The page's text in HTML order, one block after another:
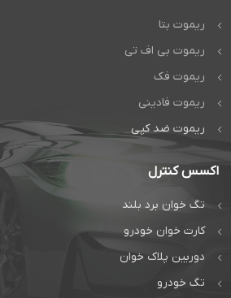
ریموت بتا
ریموت بی اف تی
ریموت فک
ریموت فادینی
ریموت ضد کپی
اکسس کنترل
تگ خوان برد بلند
کارت خوان خودرو
دوربین پلاک خوان
تگ خودرو